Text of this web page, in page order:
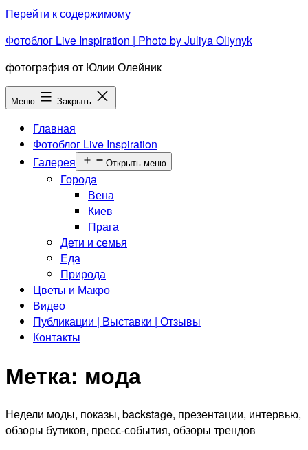
Перейти к содержимому
Фотоблог Live Inspiration | Photo by Juliya Oliynyk
фотография от Юлии Олейник
Меню Закрыть
Главная
Фотоблог Live Inspiration
Галерея
Открыть меню
Города
Вена
Киев
Прага
Дети и семья
Еда
Природа
Цветы и Макро
Видео
Публикации | Выставки | Отзывы
Контакты
Метка: мода
Недели моды, показы, backstage, презентации, интервью,
обзоры бутиков, пресс-события, обзоры трендов